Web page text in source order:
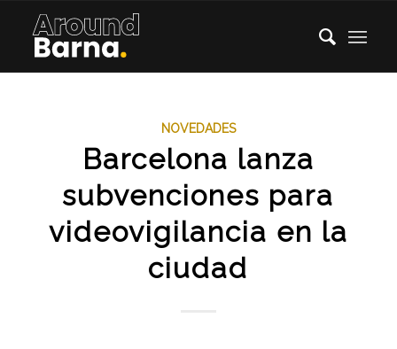
NOVEDADES
Barcelona lanza
subvenciones para
videovigilancia en la
ciudad